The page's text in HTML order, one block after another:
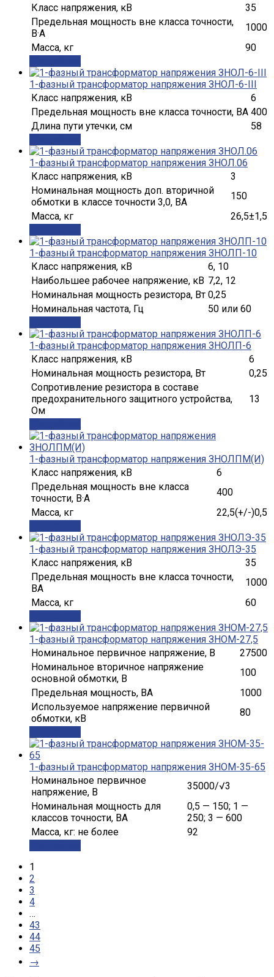
Класс напряжения, кВ
35
Предельная мощность вне класса точности,
В·А
1000
Масса, кг
90
1-фазный трансформатор напряжения ЗНОЛ-6-III
Класс напряжения, кВ
6
Предельная мощность вне класса точности, ВА 400
Длина пути утечки, см
58
1-фазный трансформатор напряжения ЗНОЛ.06
Класс напряжения, кВ
3
Номинальная мощность доп. вторичной
обмотки в классе точности 3,0, ВА
150
Масса, кг
26,5±1,5
1-фазный трансформатор напряжения ЗНОЛП-10
Класс напряжения, кВ
6, 10
Наибольшее рабочее напряжение, кВ 7,2, 12
Номинальная мощность резистора, Вт 0,25
Номинальная частота, Гц
50 или 60
1-фазный трансформатор напряжения ЗНОЛП-6
Класс напряжения, кВ
6
Номинальная мощность резистора, Вт
0,25
Сопротивление резистора в составе
предохранительного защитного устройства,
Ом
13
1-фазный трансформатор напряжения ЗНОЛПМ(И)
Класс напряжения, кВ
6
Предельная мощность вне класса
точности, В·А
400
Масса, кг
22,5(+/-)0,5
1-фазный трансформатор напряжения ЗНОЛЭ-35
Класс напряжения, кВ
35
Предельная мощность вне класса точности,
ВА
1000
Масса, кг
60
1-фазный трансформатор напряжения ЗНОМ-27,5
Номинальное первичное напряжение, В
27500
Номинальное вторичное напряжение
основной обмотки, В
100
Предельная мощность, ВА
1000
Используемое напряжение первичной
обмотки, кВ
80
1-фазный трансформатор напряжения ЗНОМ-35-65
Номинальное первичное
напряжение, В
35000/√3
Номинальная мощность для
классов точности, ВА
0,5 — 150; 1 —
250; 3 — 600
Масса, кг: не более
92
1
2
3
4
…
43
44
45
→